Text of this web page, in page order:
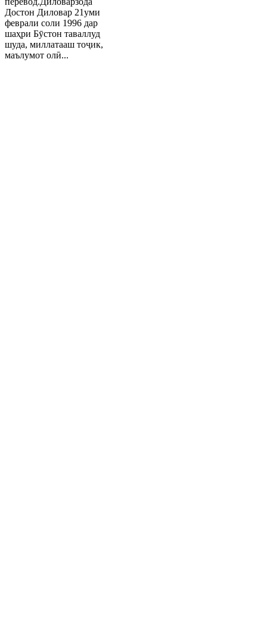
Достон Диловар 21уми
феврали соли 1996 дар
шаҳри Бӯстон таваллуд
шуда, миллатааш тоҷик,
маълумот олӣ...